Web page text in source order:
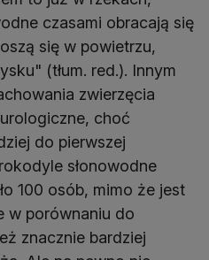
czasami obracają się
się w powietrzu,
(tłum. red.). Innym
zwierzęcia
choć
do pierwszej
słonowodne
100 osób, mimo że jest
w porównaniu do
znacznie bardziej